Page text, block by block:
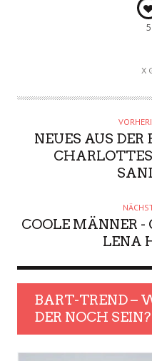
5
X
NEUES AUS DER
COOLE MÄNNER -
LENA
BART-TREND –
DER NOCH SEIN?